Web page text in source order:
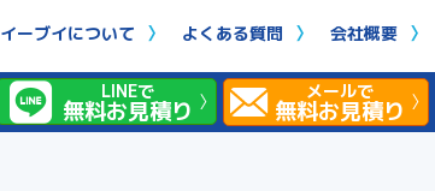
イーブイについて よくある質問 会社概要
LINEで
無料お見積り
メールで
無料お見積り